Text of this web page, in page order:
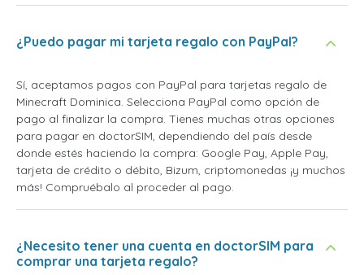
¿Puedo pagar mi tarjeta regalo con PayPal?
Sí, aceptamos pagos con PayPal para tarjetas regalo de
Minecraft Dominica. Selecciona PayPal como opción de
pago al finalizar la compra. Tienes muchas otras opciones
para pagar en doctorSIM, dependiendo del país desde
donde estés haciendo la compra: Google Pay, Apple Pay,
tarjeta de crédito o débito, Bizum, criptomonedas ¡y muchos
más! Compruébalo al proceder al pago.
¿Necesito tener una cuenta en doctorSIM para
comprar una tarjeta regalo?